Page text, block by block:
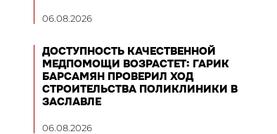
06.08.2026
ДОСТУПНОСТЬ КАЧЕСТВЕННОЙ
МЕДПОМОЩИ ВОЗРАСТЕТ: ГАРИК
БАРСАМЯН ПРОВЕРИЛ ХОД
СТРОИТЕЛЬСТВА ПОЛИКЛИНИКИ В
ЗАСЛАВЛЕ
06.08.2026